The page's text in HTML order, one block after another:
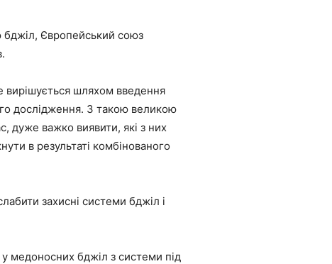
бджіл, Європейський союз
вирішується шляхом введення
дослідження. З такою великою
дуже важко виявити, які з них
в результаті комбінованого
захисні системи бджіл і
медоносних бджіл з системи під